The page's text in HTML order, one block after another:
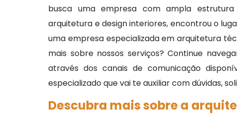
busca uma empresa com ampla
arquitetura e design interiores, encontrou o
uma empresa especializada em arquitetura
mais sobre nossos serviços? Continue
através dos canais de comunicação
especializado que vai te auxiliar com dúvidas,
Descubra mais sobre a